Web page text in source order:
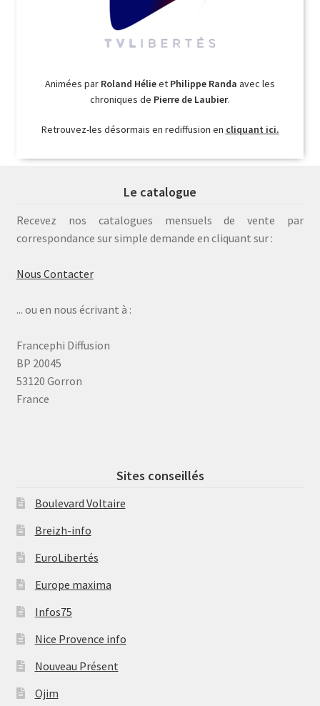
Animées par Roland Hélieet Philippe Randa avec les
chroniques de Pierre de Laubier.
Retrouvez-les désormais en rediffusion en cliquant ici.
Le catalogue
Recevez nos catalogues mensuels de vente par
correspondance sur simple demande en cliquant sur :
Nous Contacter
... ou en nous écrivant à :
Francephi Diffusion
BP 20045
53120 Gorron
France
Sites conseillés
Boulevard Voltaire
Breizh-info
EuroLibertés
Europe maxima
Infos75
Nice Provence info
Nouveau Présent
Ojim